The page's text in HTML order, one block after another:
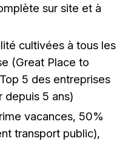
sur site et à
cultivées à tous les
(Great Place to
5 des entreprises
depuis 5 ans)
vacances, 50%
transport public),